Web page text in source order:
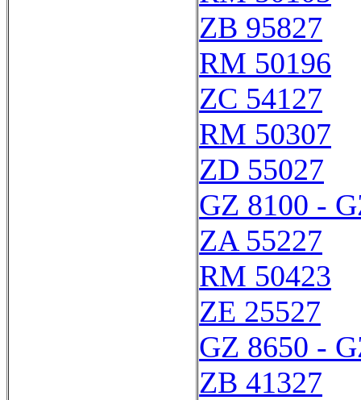
ZB 95827
RM 50196
ZC 54127
RM 50307
ZD 55027
GZ 8100 -
ZA 55227
RM 50423
ZE 25527
GZ 8650 -
ZB 41327